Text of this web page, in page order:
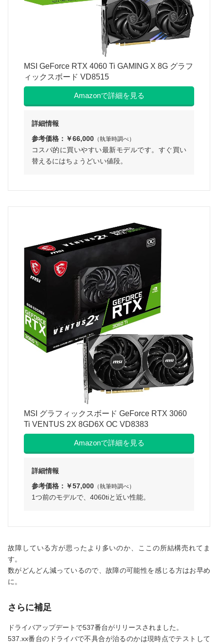
MSI GeForce RTX 4060 Ti GAMING X 8G グラフ
ィックスボード VD8515
Amazonで詳細を見る
詳細情報
参考価格：￥66,000 （執筆時調べ）
コスパ的に買いやすい最新モデルです。すぐ買い
替えるにはちょうどいい値段。
MSI グラフィックスボード GeForce RTX 3060
Ti VENTUS 2X 8GD6X OC VD8383
Amazonで詳細を見る
詳細情報
参考価格：￥57,000 （執筆時調べ）
1つ前のモデルで、4060tiと近い性能。
故障している方が思ったより多いのか、ここの所結構売れてま
す。
数がどんどん減っているので、故障の可能性を感じる方はお早め
に。
さらに補足
ドライバアップデートで537番台がリリースされました。
537.xx番台のドライバで不具合が治るのかは現時点でテストして